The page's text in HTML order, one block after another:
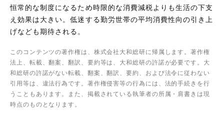
恒常的な制度になるため時限的な消費減税よりも生活の下支
え効果は大きい。低迷する勤労世帯の平均消費性向の引き上
げなども期待される。
このコンテンツの著作権は、株式会社大和総研に帰属します。著作権
法上、転載、翻案、翻訳、要約等は、大和総研の許諾が必要です。大
和総研の許諾がない転載、翻案、翻訳、要約、および法令に従わない
引用等は、違法行為です。著作権侵害等の行為には、法的手続きを行
うこともあります。また、掲載されている執筆者の所属・肩書きは現
時点のものとなります。